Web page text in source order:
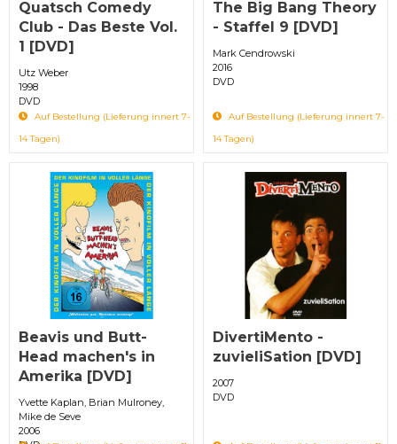
Quatsch Comedy
Club - Das Beste Vol.
1 [DVD]
Utz Weber
1998
DVD
Auf Bestellung (Lieferung innert 7-
14 Tagen)
The Big Bang Theory
- Staffel 9 [DVD]
Mark Cendrowski
2016
DVD
Auf Bestellung (Lieferung innert 7-
14 Tagen)
Beavis und Butt-
Head machen's in
Amerika [DVD]
Yvette Kaplan, Brian Mulroney,
Mike de Seve
2006
DivertiMento -
zuvieliSation [DVD]
2007
DVD